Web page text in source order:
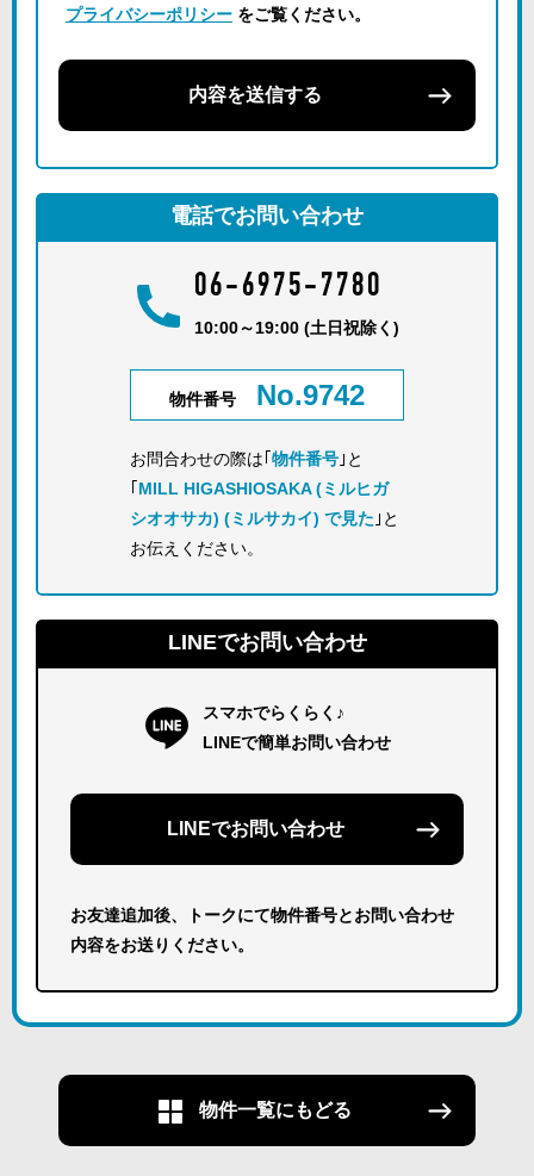
プライバシーポリシー をご覧ください。
内容を送信する
電話でお問い合わせ
06-6975-7780
10:00～19:00 (土日祝除く)
物件番号 No.9742
お問合わせの際は｢ 物件番号 ｣と
MILL HIGASHIOSAKA (ミルヒガ
シオオサカ) (ミルサカイ) で見た ｣と
お伝えください。
LINEでお問い合わせ
スマホでらくらく♪
LINEで簡単お問い合わせ
LINEでお問い合わせ
お友達追加後、トークにて物件番号とお問い合わせ
内容をお送りください。
物件一覧にもどる